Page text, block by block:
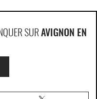
SUR AVIGNON EN